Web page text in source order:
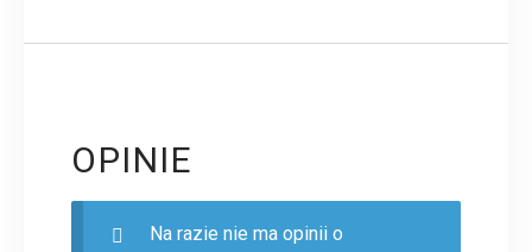
OPINIE
Na razie nie ma opinii o